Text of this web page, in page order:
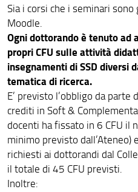
Sia i corsi che i seminari
Moodle.
Ogni dottorando è tenuto ad
propri CFU sulle attività
insegnamenti di SSD diversi
tematica di ricerca.
E’ previsto l’obbligo da
crediti in Soft &
docenti ha fissato in 6 CFU il
minimo previsto dall’Ateneo)
richiesti ai dottorandi dal
il totale di 45 CFU previsti.
Inoltre: